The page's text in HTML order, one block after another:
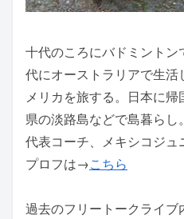
十代のころにバドミント
代にオーストラリアで生
メリカを旅する。日本に
県の淡路島などで島暮ら
代表コーチ、メキシコジ
プロフは→こちら
過去のフリートークライ